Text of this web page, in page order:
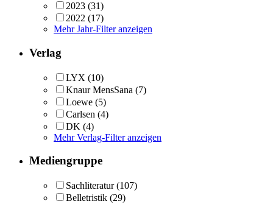
2023 (31)
2022 (17)
Mehr Jahr-Filter anzeigen
Verlag
LYX (10)
Knaur MensSana (7)
Loewe (5)
Carlsen (4)
DK (4)
Mehr Verlag-Filter anzeigen
Mediengruppe
Sachliteratur (107)
Belletristik (29)